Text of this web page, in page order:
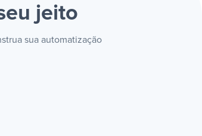
jeito
sua automatização